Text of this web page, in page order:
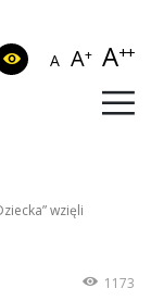
A A+ A++
wzięli
1173